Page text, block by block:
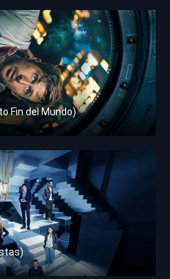
Fin del Mundo)